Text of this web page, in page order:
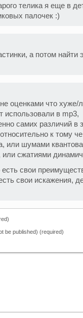
телика я еще в
палочек :)
а потом найти
оценками что хуже/
использовали в mp3,
самих различий в
к тому
или шумами
или сжатиями
свои
свои искажения,
be published) (required)